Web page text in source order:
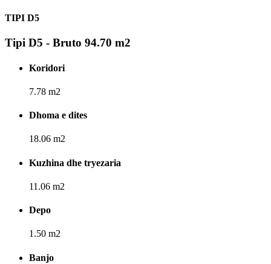
TIPI D5
Tipi D5 - Bruto 94.70 m2
Koridori
7.78 m2
Dhoma e dites
18.06 m2
Kuzhina dhe tryezaria
11.06 m2
Depo
1.50 m2
Banjo